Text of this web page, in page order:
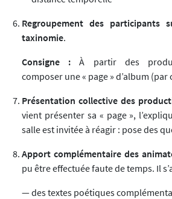
Regroupement des participants
taxinomie.
Consigne : À partir des
composer une « page » d’album
Présentation collective des
vient présenter sa « page »,
salle est invitée à réagir : pose des
Apport complémentaire des
pu être effectuée faute de temps. Il
— des textes poétiques